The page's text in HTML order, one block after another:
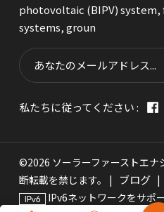
photovoltaic (BIPV)
systems, groun
私たちに従ってください :
©2026 ソーラーファーストエナ
断転載を禁じます。 |
ブログ
IPv6ネットワークをサポ